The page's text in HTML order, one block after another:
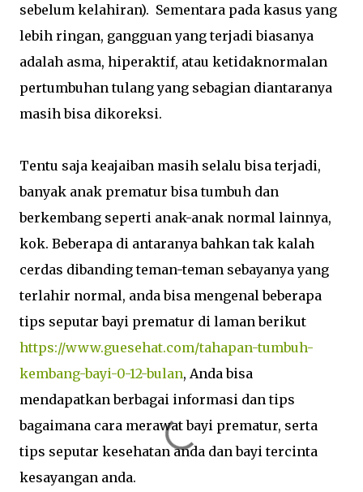
sebelum kelahiran). Sementara pada kasus yang
lebih ringan, gangguan yang terjadi biasanya
adalah asma, hiperaktif, atau ketidaknormalan
pertumbuhan tulang yang sebagian diantaranya
masih bisa dikoreksi.
Tentu saja keajaiban masih selalu bisa terjadi,
banyak anak prematur bisa tumbuh dan
berkembang seperti anak-anak normal lainnya,
kok. Beberapa di antaranya bahkan tak kalah
cerdas dibanding teman-teman sebayanya yang
terlahir normal, anda bisa mengenal beberapa
tips seputar bayi prematur di laman berikut
https://www.guesehat.com/tahapan-tumbuh-
kembang-bayi-0-12-bulan, Anda bisa
mendapatkan berbagai informasi dan tips
bagaimana cara merawat bayi prematur, serta
tips seputar kesehatan anda dan bayi tercinta
kesayangan anda.